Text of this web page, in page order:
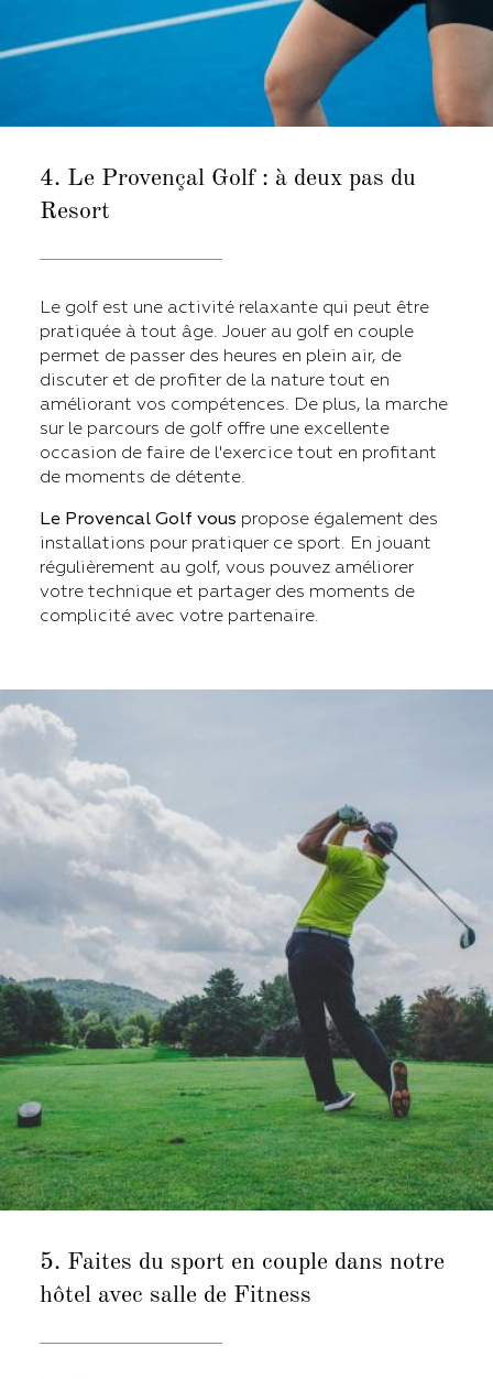
4. Le Provençal Golf : à deux pas du
Resort
Le golf est une activité relaxante qui peut être
pratiquée à tout âge. Jouer au golf en couple
permet de passer des heures en plein air, de
discuter et de profiter de la nature tout en
améliorant vos compétences. De plus, la marche
sur le parcours de golf offre une excellente
occasion de faire de l'exercice tout en profitant
de moments de détente.
Le Provencal Golf vous propose également des
installations pour pratiquer ce sport. En jouant
régulièrement au golf, vous pouvez améliorer
votre technique et partager des moments de
complicité avec votre partenaire.
5. Faites du sport en couple dans notre
hôtel avec salle de Fitness